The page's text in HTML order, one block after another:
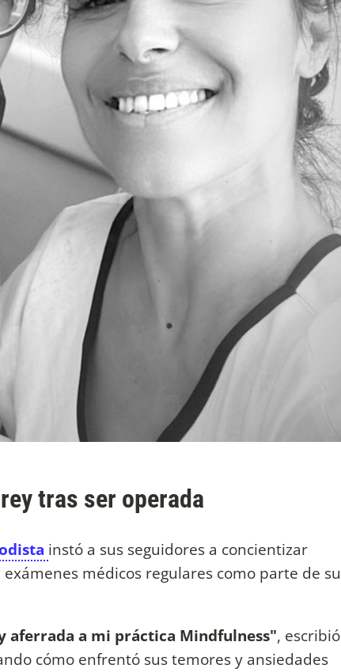
tras ser operada
instó a sus seguidores a concientizar
médicos regulares como parte de su
aferrada a mi práctica Mindfulness", escribió
cómo enfrentó sus temores y ansiedades